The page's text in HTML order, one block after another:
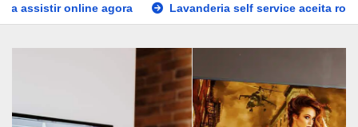
Lavanderia self service aceita roupas delicadas?